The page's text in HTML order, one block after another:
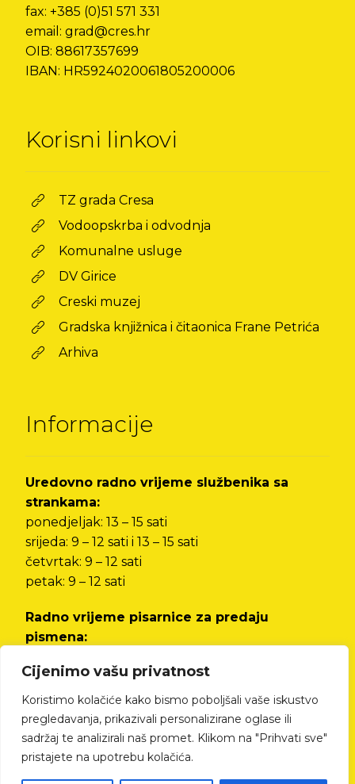
Cijenimo vašu privatnost
Koristimo kolačiće kako bismo poboljšali vaše iskustvo
pregledavanja, prikazivali personalizirane oglase ili
sadržaj te analizirali naš promet. Klikom na "Prihvati sve"
pristajete na upotrebu kolačića.
fax: +385 (0)51 571 331
email: grad@cres.hr
OIB: 88617357699
IBAN: HR5924020061805200006
Korisni linkovi
TZ grada Cresa
Vodoopskrba i odvodnja
Komunalne usluge
DV Girice
Creski muzej
Gradska knjižnica i čitaonica Frane Petrića
Arhiva
Informacije
Uredovno radno vrijeme službenika sa
strankama:
ponedjeljak: 13 – 15 sati
srijeda: 9 – 12 sati i 13 – 15 sati
četvrtak: 9 – 12 sati
petak: 9 – 12 sati
Radno vrijeme pisarnice za predaju
pismena:
do 15 sati
Izjava o pristupačnosti